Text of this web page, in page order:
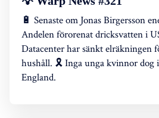
🔋 Senaste om Jonas Birgersson
Andelen förorenat dricksvatten i
Datacenter har sänkt elräkningen
hushåll. 🎗️ Inga unga kvinnor dog
England.